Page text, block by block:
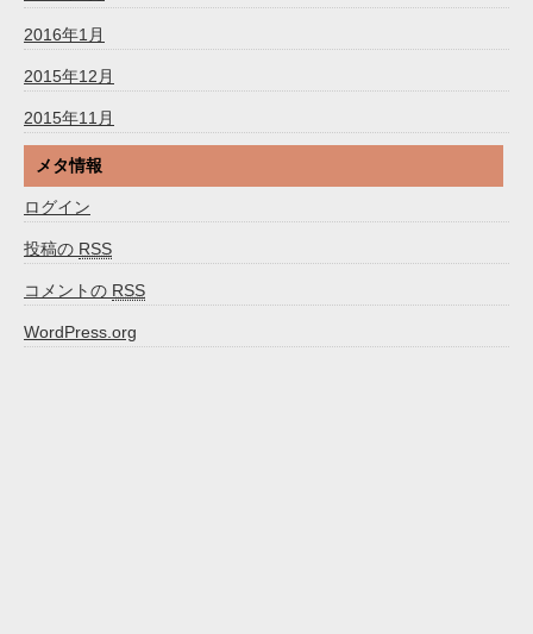
2016年1月
2015年12月
2015年11月
メタ情報
ログイン
投稿の RSS
コメントの RSS
WordPress.org